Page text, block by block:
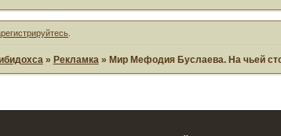
» Рекламка » Мир Мефодия Буслаева. На чьей